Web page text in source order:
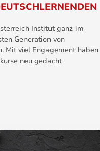
Institut ganz im
Generation von
Mit viel Engagement haben
neu gedacht